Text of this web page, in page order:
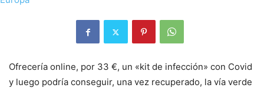
Ofrecería online, por 33 €, un «kit de infección» con Covid
y luego podría conseguir, una vez recuperado, la vía verde